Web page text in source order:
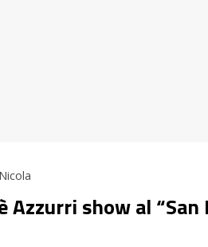
Azzurri show al